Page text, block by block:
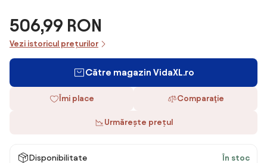
506,99 RON
Vezi istoricul prețurilor
Către magazin VidaXL.ro
Îmi place Comparaţie
Urmărește prețul
Disponibilitate În stoc